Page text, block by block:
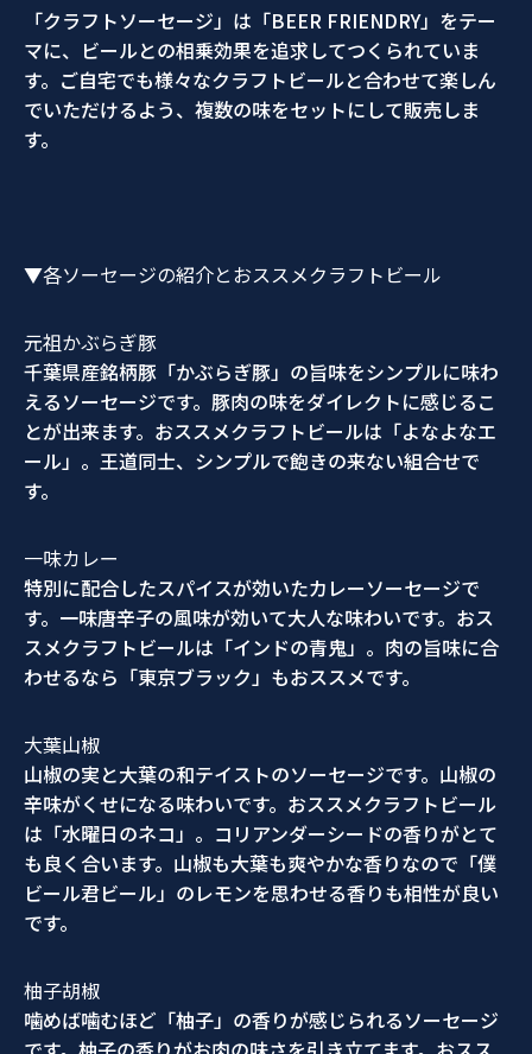
「クラフトソーセージ」は「BEER FRIENDRY」をテー
マに、ビールとの相乗効果を追求してつくられていま
す。ご自宅でも様々なクラフトビールと合わせて楽しん
でいただけるよう、複数の味をセットにして販売しま
す。
▼各ソーセージの紹介とおススメクラフトビール
元祖かぶらぎ豚
千葉県産銘柄豚「かぶらぎ豚」の旨味をシンプルに味わ
えるソーセージです。豚肉の味をダイレクトに感じるこ
とが出来ます。おススメクラフトビールは「よなよなエ
ール」。王道同士、シンプルで飽きの来ない組合せで
す。
一味カレー
特別に配合したスパイスが効いたカレーソーセージで
す。一味唐辛子の風味が効いて大人な味わいです。おス
スメクラフトビールは「インドの青鬼」。肉の旨味に合
わせるなら「東京ブラック」もおススメです。
大葉山椒
山椒の実と大葉の和テイストのソーセージです。山椒の
辛味がくせになる味わいです。おススメクラフトビール
は「水曜日のネコ」。コリアンダーシードの香りがとて
も良く合います。山椒も大葉も爽やかな香りなので「僕
ビール君ビール」のレモンを思わせる香りも相性が良い
です。
柚子胡椒
噛めば噛むほど「柚子」の香りが感じられるソーセージ